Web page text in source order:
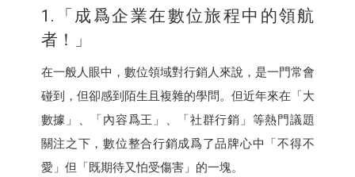
1.「成爲企業在數位旅程中的領航
者！」
在一般人眼中，數位領域對行銷人來說，是一門常會
碰到，但卻感到陌生且複雜的學問。但近年來在「大
數據」、「內容爲王」、「社群行銷」等熱門議題
關注之下，數位整合行銷成爲了品牌心中「不得不
愛」但「既期待又怕受傷害」的一塊。